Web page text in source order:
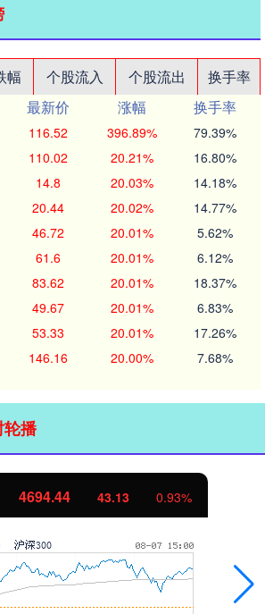
幅 个股流入 个股流出
换手率
最新价 涨幅
换手率
116.52 396.89% 79.39%
110.02 20.21% 16.80%
14.8 20.03% 14.18%
20.44 20.02% 14.77%
46.72 20.01% 5.62%
61.6 20.01% 6.12%
83.62 20.01% 18.37%
49.67 20.01% 6.83%
53.33 20.01% 17.26%
146.16 20.00% 7.68%
播
1134.24 11.37 1.01%